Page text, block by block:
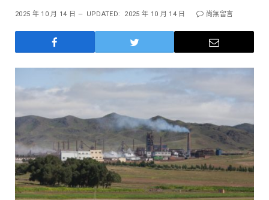
2025 年 10 月 14 日 UPDATED: 2025 年 10 月 14 日 尚無留言